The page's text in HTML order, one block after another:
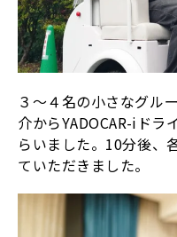
３〜４名の小さなグル
介からYADOCAR-iドラ
らいました。10分後、
ていただきました。